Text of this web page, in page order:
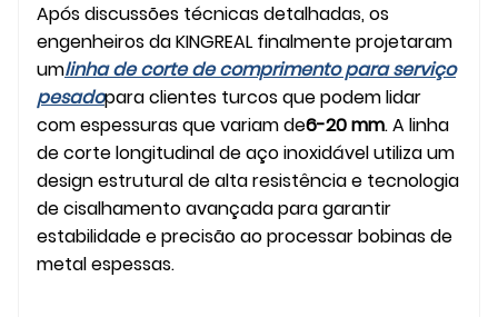
Após discussões técnicas detalhadas, os
engenheiros da KINGREAL finalmente projetaram
umlinha de corte de comprimento para serviço
pesadopara clientes turcos que podem lidar
com espessuras que variam de6-20 mm. A linha
de corte longitudinal de aço inoxidável utiliza um
design estrutural de alta resistência e tecnologia
de cisalhamento avançada para garantir
estabilidade e precisão ao processar bobinas de
metal espessas.